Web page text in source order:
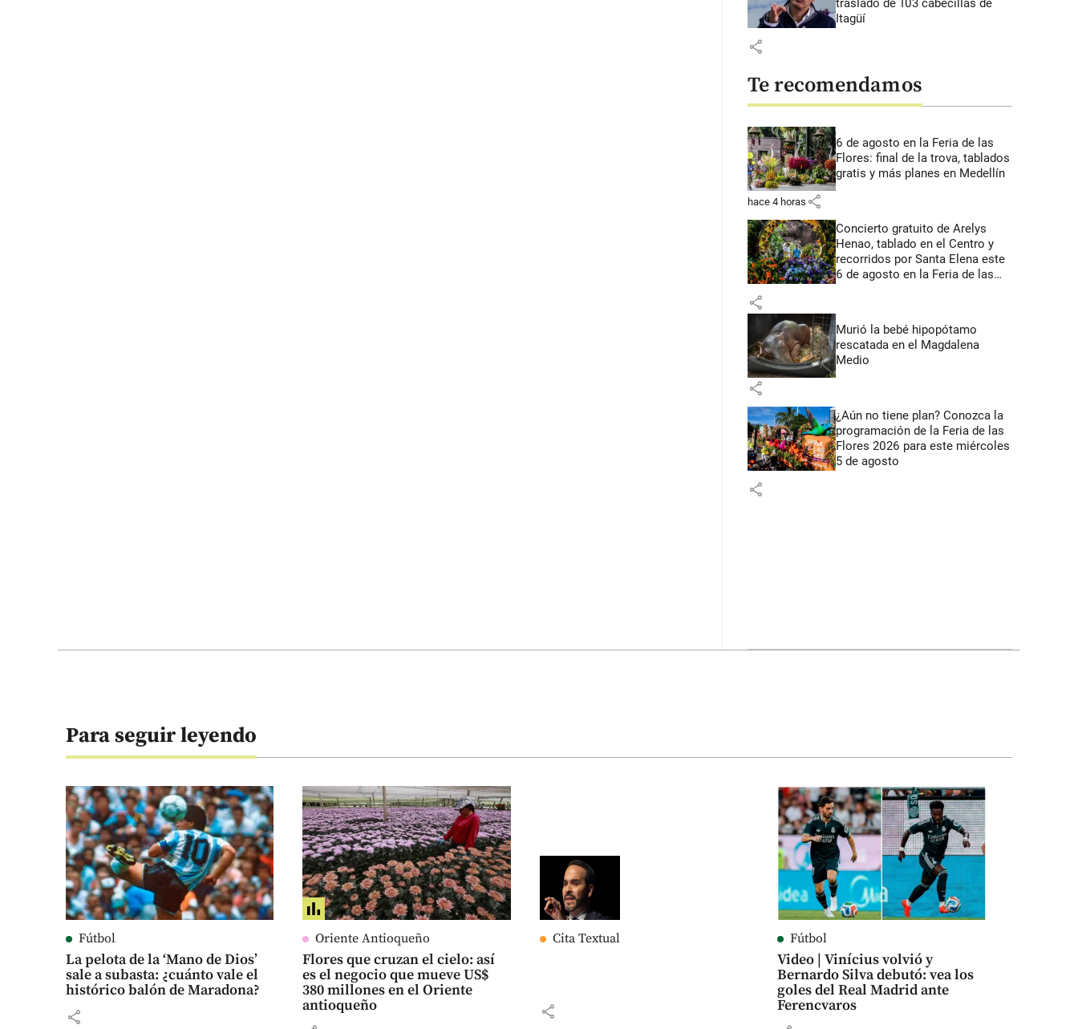
traslado de 103 cabecillas de
Itagüí
share
Te recomendamos
6 de agosto en la Feria de las
Flores: final de la trova, tablados
gratis y más planes en Medellín
hace 4 horas share
Concierto gratuito de Arelys
Henao, tablado en el Centro y
recorridos por Santa Elena este
6 de agosto en la Feria de las
share
Murió la bebé hipopótamo
rescatada en el Magdalena
Medio
share
¿Aún no tiene plan? Conozca la
programación de la Feria de las
Flores 2026 para este miércoles
5 de agosto
share
Para seguir leyendo
Fútbol
La pelota de la ‘Mano de Dios’
sale a subasta: ¿cuánto vale el
histórico balón de Maradona?
share
Oriente Antioqueño
Flores que cruzan el cielo: así
es el negocio que mueve US$
380 millones en el Oriente
antioqueño
Cita Textual
share
Fútbol
Video | Vinícius volvió y
Bernardo Silva debutó: vea los
goles del Real Madrid ante
Ferencvaros